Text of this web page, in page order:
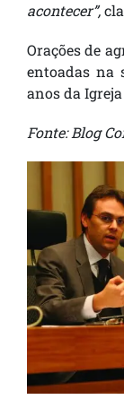
acontecer”,
Orações de
entoadas na
anos da Igreja
Fonte: Blog